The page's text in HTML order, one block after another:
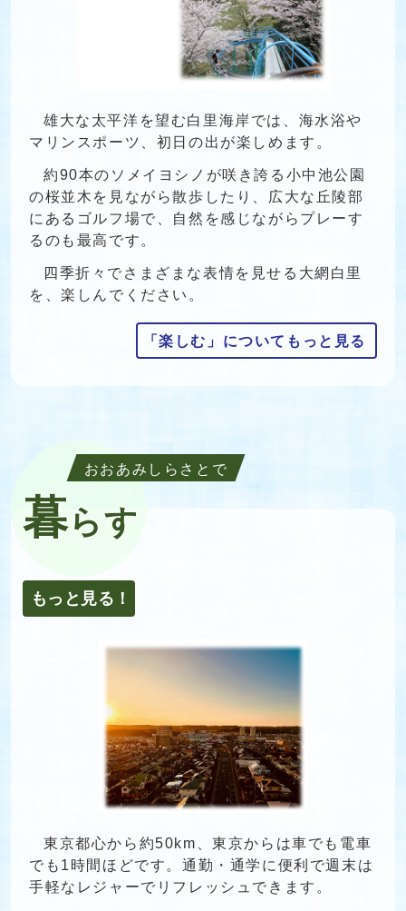
雄大な太平洋を望む白里海岸では、海水浴や
マリンスポーツ、初日の出が楽しめます。
約90本のソメイヨシノが咲き誇る小中池公園
の桜並木を見ながら散歩したり、広大な丘陵部
にあるゴルフ場で、自然を感じながらプレーす
るのも最高です。
四季折々でさまざまな表情を見せる大網白里
を、楽しんでください。
「楽しむ」についてもっと見る
おおあみしらさとで
暮らす
もっと見る！
東京都心から約50km、東京からは車でも電車
でも1時間ほどです。通勤・通学に便利で週末は
手軽なレジャーでリフレッシュできます。